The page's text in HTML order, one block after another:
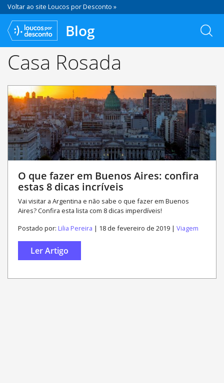
Voltar ao site Loucos por Desconto »
Blog
Casa Rosada
O que fazer em Buenos Aires: confira
estas 8 dicas incríveis
Vai visitar a Argentina e não sabe o que fazer em Buenos
Aires? Confira esta lista com 8 dicas imperdíveis!
Postado por: Lilia Pereira | 18 de fevereiro de 2019 | Viagem
Ler Artigo